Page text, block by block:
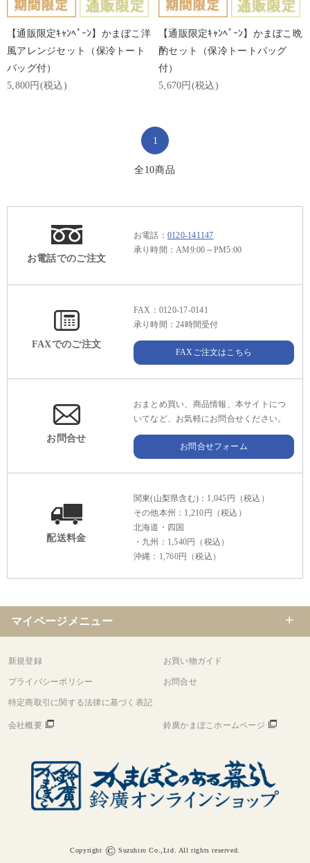
【通販限定ｷｬﾝﾍﾟｰﾝ】かまぼこ洋
風アレンジセット（保冷トート
バッグ付）
5,800円(税込)
【通販限定ｷｬﾝﾍﾟｰﾝ】かまぼこ晩
酌セット（保冷トートバッグ
付）
5,670円(税込)
1
全10商品
お電話でのご注文
お電話： 0120-141147
承り時間：AM9:00～PM5:00
FAXでのご注文
FAX：0120-17-0141
承り時間：24時間受付
FAXご注文はこちら
お問合せ
おまとめ買い、商品情報、本サイトにつ
いてなど、お気軽にお問合せください。
お問合せフォーム
配送料金
関東(山梨県含む)：1,045円（税込）
その他本州：1,210円（税込）
北海道・四国
・九州：1,540円（税込）
沖縄：1,760円（税込）
マイページメニュー
新規登録 お買い物ガイド
プライバシーポリシー お問合せ
特定商取引に関する法律に基づく表記
会社概要 鈴廣かまぼこホームページ
Copyright © Suzuhiro Co.,Ltd. All rights reserved.